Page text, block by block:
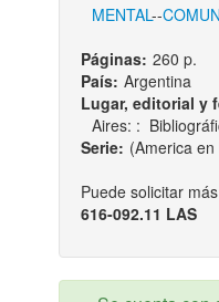
MENTAL--
Páginas: 260 p.
País: Argentina
Lugar, editorial y
Aires: :
Serie: (America
Puede solicitar
616-092.11 LAS